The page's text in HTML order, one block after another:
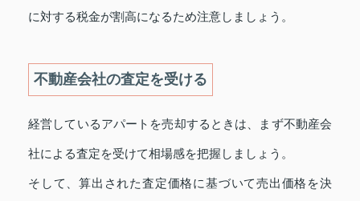
に対する税金が割高になるため注意しましょう。
不動産会社の査定を受ける
経営しているアパートを売却するときは、まず不動産会
社による査定を受けて相場感を把握しましょう。
そして、算出された査定価格に基づいて売出価格を決